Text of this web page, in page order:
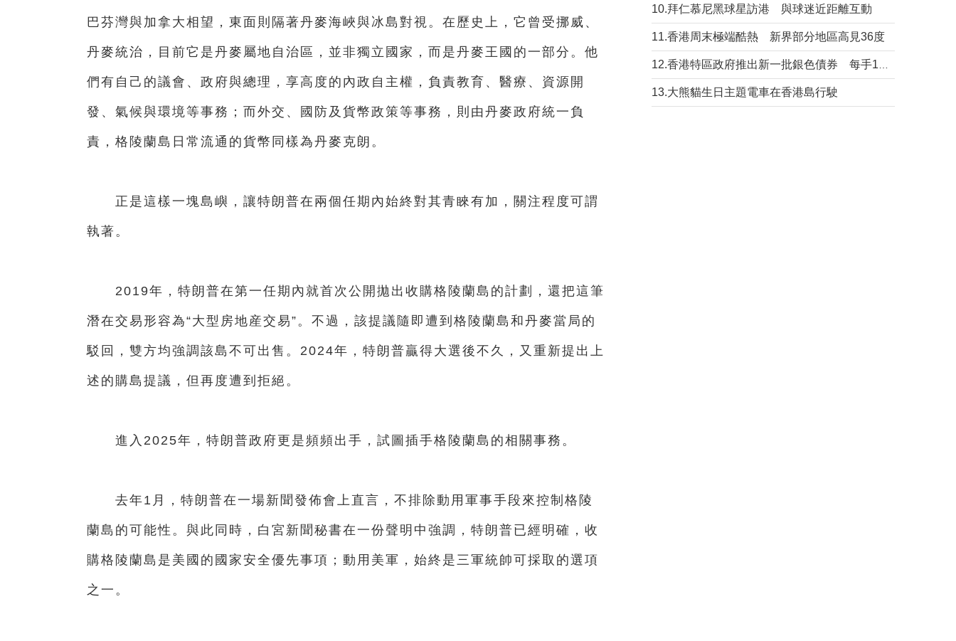
巴芬灣與加拿大相望，東面則隔著丹麥海峽與冰島對視。在歷史上，它曾受挪威、
丹麥統治，目前它是丹麥屬地自治區，並非獨立國家，而是丹麥王國的一部分。他
們有自己的議會、政府與總理，享高度的內政自主權，負責教育、醫療、資源開
發、氣候與環境等事務；而外交、國防及貨幣政策等事務，則由丹麥政府統一負
責，格陵蘭島日常流通的貨幣同樣為丹麥克朗。
正是這樣一塊島嶼，讓特朗普在兩個任期內始終對其青睞有加，關注程度可謂
執著。
2019年，特朗普在第一任期內就首次公開拋出收購格陵蘭島的計劃，還把這筆
潛在交易形容為“大型房地産交易”。不過，該提議隨即遭到格陵蘭島和丹麥當局的
駁回，雙方均強調該島不可出售。2024年，特朗普贏得大選後不久，又重新提出上
述的購島提議，但再度遭到拒絕。
進入2025年，特朗普政府更是頻頻出手，試圖插手格陵蘭島的相關事務。
去年1月，特朗普在一場新聞發佈會上直言，不排除動用軍事手段來控制格陵
蘭島的可能性。與此同時，白宮新聞秘書在一份聲明中強調，特朗普已經明確，收
購格陵蘭島是美國的國家安全優先事項；動用美軍，始終是三軍統帥可採取的選項
之一。
10.拜仁慕尼黑球星訪港 與球迷近距離互動
11.香港周末極端酷熱 新界部分地區高見36度
13.大熊貓生日主題電車在香港島行駛